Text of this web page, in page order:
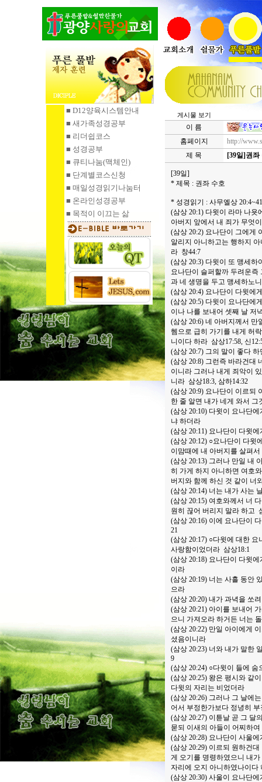
■ D12양육시스템안내
■ 새가족성경공부
■ 리더쉽코스
■ 성경공부
■ 큐티나눔(맥체인)
■ 단계별코스신청
■ 매일성경읽기 나눔터
■ 온라인성경공부
■ 목적이 이끄는 삶
게시물 보기
이 름
홈페이지
http://
제 목
[39일]권좌
[39일]
* 제목 : 권좌 수호
* 성경읽기 : 사무엘상 20:4~41
(삼상 20:1) 다윗이 라마 나
아버지 앞에서 내 죄가 무엇
(삼상 20:2) 요나단이 그에게
알리지 아니하고는 행하지
라 창44:7
(삼상 20:3) 다윗이 또 맹세
요나단이 슬퍼할까 두려운즉
과 네 생명을 두고 맹세하노
(삼상 20:4) 요나단이 다윗에
(삼상 20:5) 다윗이 요나단에
이나 나를 보내어 셋째 날 저
(삼상 20:6) 네 아버지께서
헴으로 급히 가기를 내게 허
니이다 하라 삼상17:58, 신
(삼상 20:7) 그의 말이 좋다
(삼상 20:8) 그런즉 바라건대
이니라 그러나 내게 죄악이
니라 삼상18:3, 삼하14:32
(삼상 20:9) 요나단이 이르되
한 줄 알면 내가 네게 와서
(삼상 20:10) 다윗이 요나단
냐 하더라
(삼상 20:11) 요나단이 다윗
(삼상 20:12) ○요나단이 다윗
이맘때에 내 아버지를 살펴
(삼상 20:13) 그러나 만일 내
히 가게 하지 아니하면 여호
버지와 함께 하신 것 같이 너
(삼상 20:14) 너는 내가 사는
(삼상 20:15) 여호와께서 너
원히 끊어 버리지 말라 하고
(삼상 20:16) 이에 요나단이
21
(삼상 20:17) ○다윗에 대한
사랑함이었더라 삼상18:1
(삼상 20:18) 요나단이 다윗
이라
(삼상 20:19) 너는 사흘 동안
으라
(삼상 20:20) 내가 과녁을 쏘
(삼상 20:21) 아이를 보내어
으니 가져오라 하거든 너는
(삼상 20:22) 만일 아이에게
셨음이니라
(삼상 20:23) 너와 내가 말한
9
(삼상 20:24) ○다윗이 들에
(삼상 20:25) 왕은 평시와 같
다윗의 자리는 비었더라
(삼상 20:26) 그러나 그 날에
어서 부정한가보다 정녕히
(삼상 20:27) 이튿날 곧 그 달
묻되 이새의 아들이 어찌하
(삼상 20:28) 요나단이 사울
(삼상 20:29) 이르되 원하건
게 오기를 명령하였으니 내
자리에 오지 아니하였나이
(삼상 20:30) 사울이 요나단